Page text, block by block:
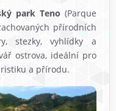
park Teno (Parque
přírodních
stezky, vyhlídky a
ostrova, ideální pro
a přírodu.